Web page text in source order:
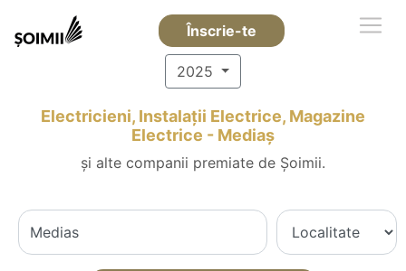
Înscrie-te
2025
Electricieni, Instalații Electrice, Magazine
Electrice - Mediaş
și alte companii premiate de Șoimii.